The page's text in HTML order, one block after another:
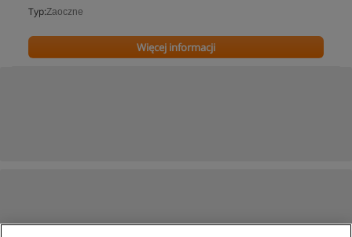
Typ:Zaoczne
Więcej informacji